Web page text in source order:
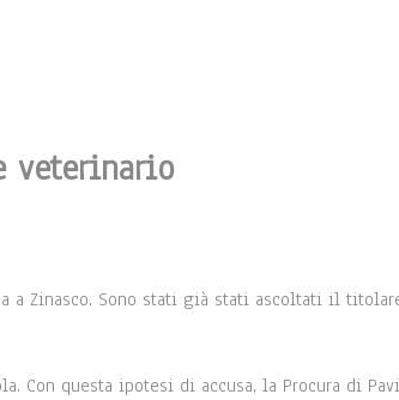
veterinario
a Zinasco. Sono stati già stati ascoltati il
Con questa ipotesi di accusa, la Procura di